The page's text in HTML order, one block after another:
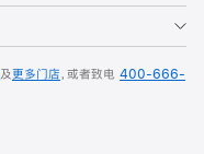
及更多门店，或者致电 400-666-